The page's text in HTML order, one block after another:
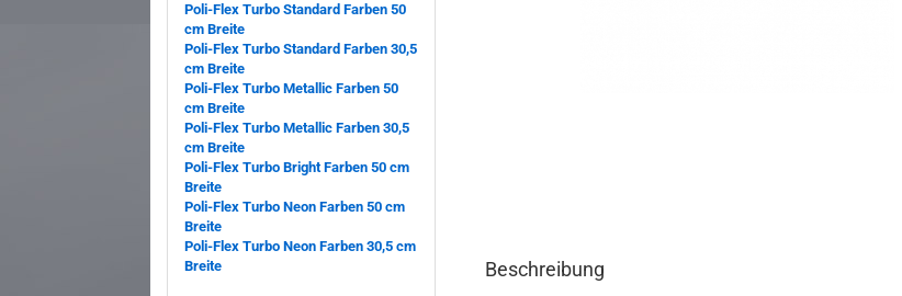
Beschreibung
Poli-Flex Turbo Standard Farben 50
cm Breite
Poli-Flex Turbo Standard Farben 30,5
cm Breite
Poli-Flex Turbo Metallic Farben 50
cm Breite
Poli-Flex Turbo Metallic Farben 30,5
cm Breite
Poli-Flex Turbo Bright Farben 50 cm
Breite
Poli-Flex Turbo Neon Farben 50 cm
Breite
Poli-Flex Turbo Neon Farben 30,5 cm
Breite